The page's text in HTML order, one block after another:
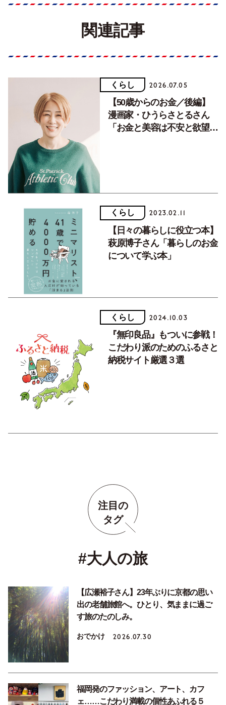
関連記事
くらし 2026.07.05
【50歳からのお金／後編】
漫画家・ひうらさとるさん
「お金と美容は不安と欲望の
くらし 2023.02.11
【日々の暮らしに役立つ本】
萩原博子さん「暮らしのお金
について学ぶ本」
くらし 2024.10.03
『無印良品』もついに参戦！
こだわり派のためのふるさと
納税サイト厳選３選
注目の
タグ
#大人の旅
【広瀬裕子さん】23年ぶりに京都の思い
出の老舗旅館へ。ひとり、気ままに過ご
す旅のたのしみ。
おでかけ 2026.07.30
福岡発のファッション、アート、カフ
ェ……こだわり満載の個性あふれる５